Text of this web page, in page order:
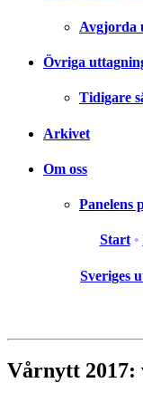
Avgjorda
Övriga
Tidigare
Arkivet
Om oss
Panelens
Start •
Sveriges
Vårnytt 2017: